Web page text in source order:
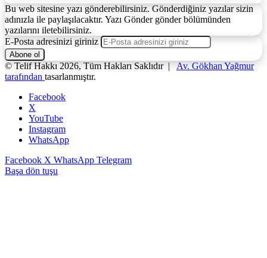
Bu web sitesine yazı gönderebilirsiniz. Gönderdiğiniz yazılar sizin
adınızla ile paylaşılacaktır. Yazı Gönder gönder bölümünden
yazılarını iletebilirsiniz.
E-Posta adresinizi giriniz
© Telif Hakkı 2026, Tüm Hakları Saklıdır |Av. Gökhan Yağmur
tarafından tasarlanmıştır.
Facebook
X
YouTube
Instagram
WhatsApp
Facebook X WhatsApp Telegram
Başa dön tuşu